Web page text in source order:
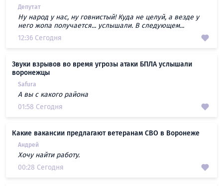
Депутат
Ну народ у нас, ну говнистый! Куда не целуй, а везде у
него жопа получается... услышали. В следующем...
12:36 Сегодня
Звуки взрывов во время угрозы атаки БПЛА услышали
воронежцы
Safura
А вы с какого района
01:58 Сегодня
Какие вакансии предлагают ветеранам СВО в Воронеже
Андрей
Хочу найти работу.
00:28 Сегодня